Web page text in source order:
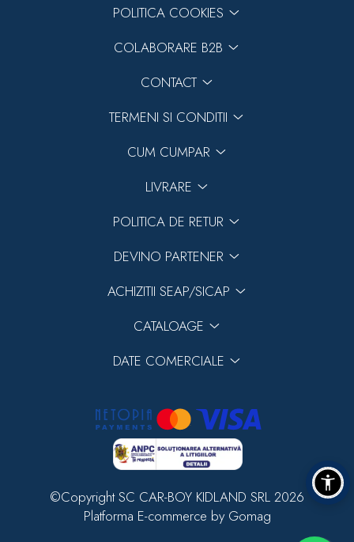
POLITICA COOKIES
COLABORARE B2B
CONTACT
TERMENI SI CONDITII
CUM CUMPAR
LIVRARE
POLITICA DE RETUR
DEVINO PARTENER
ACHIZITII SEAP/SICAP
CATALOAGE
DATE COMERCIALE
©Copyright SC CAR-BOY KIDLAND SRL 2026
Platforma E-commerce by Gomag